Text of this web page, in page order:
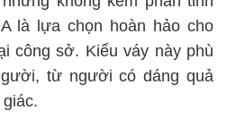
là lựa chọn hoàn hảo cho
công sở. Kiểu váy này phù
từ người có dáng quả